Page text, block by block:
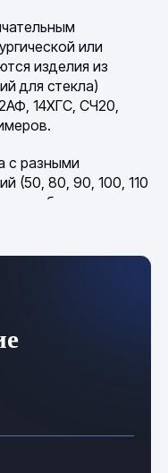
или
изделия из
для стекла)
14ХГС, СЧ20,
с разными
(50, 80, 90, 100, 110
труб разных
магистральных
линейных
патрубков, в
окружающей